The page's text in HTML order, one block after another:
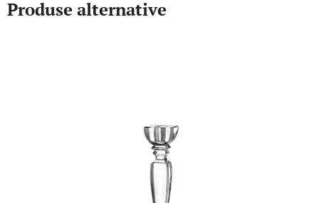
Produse alternative